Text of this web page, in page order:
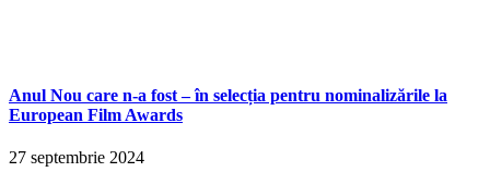
Anul Nou care n-a fost – în selecția pentru nominalizările la
European Film Awards
27 septembrie 2024